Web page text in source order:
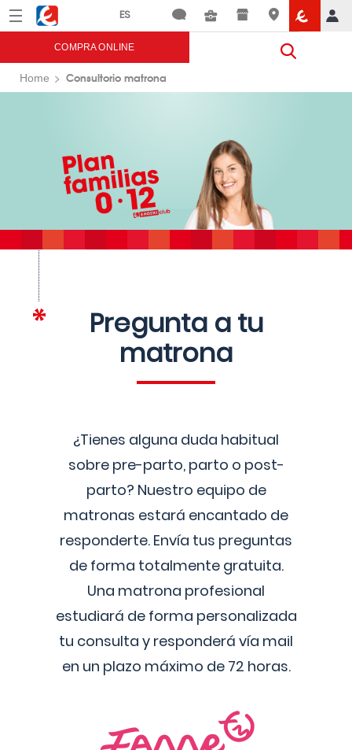
Menú Eroski
COMPRA ONLINE
Home Consultorio matrona
Pregunta a tu
matrona
¿Tienes alguna duda habitual
sobre pre-parto, parto o post-
parto? Nuestro equipo de
matronas estará encantado de
responderte. Envía tus preguntas
de forma totalmente gratuita.
Una matrona profesional
estudiará de forma personalizada
tu consulta y responderá vía mail
en un plazo máximo de 72 horas.